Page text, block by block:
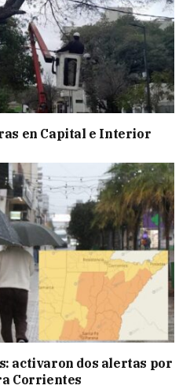
en Capital e Interior
activaron dos alertas por
Corrientes